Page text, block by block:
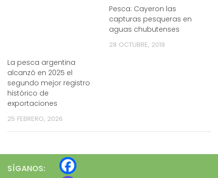
La pesca argentina
alcanzó en 2025 el
segundo mejor registro
histórico de
exportaciones
25 FEBRERO, 2026
Pesca: Cayeron las
capturas pesqueras en
aguas chubutenses
28 OCTUBRE, 2019
SÍGANOS: